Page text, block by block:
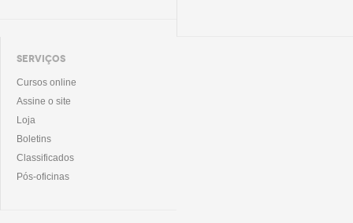
SERVIÇOS
Cursos online
Assine o site
Loja
Boletins
Classificados
Pós-oficinas